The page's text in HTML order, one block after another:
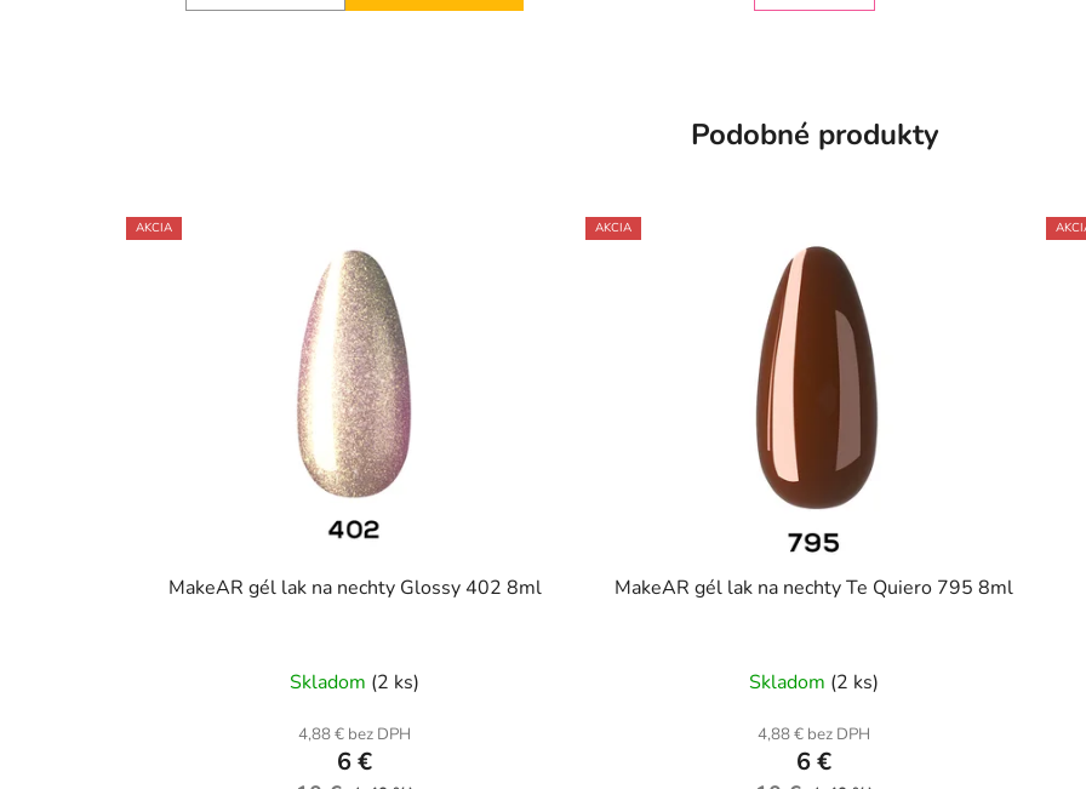
Podobné produkty
AKCIA
MakeAR gél lak na nechty Glossy 402 8ml
Skladom (2 ks)
4,88 € bez DPH
6 €
AKCIA
MakeAR gél lak na nechty Te Quiero 795 8ml
Skladom (2 ks)
4,88 € bez DPH
6 €